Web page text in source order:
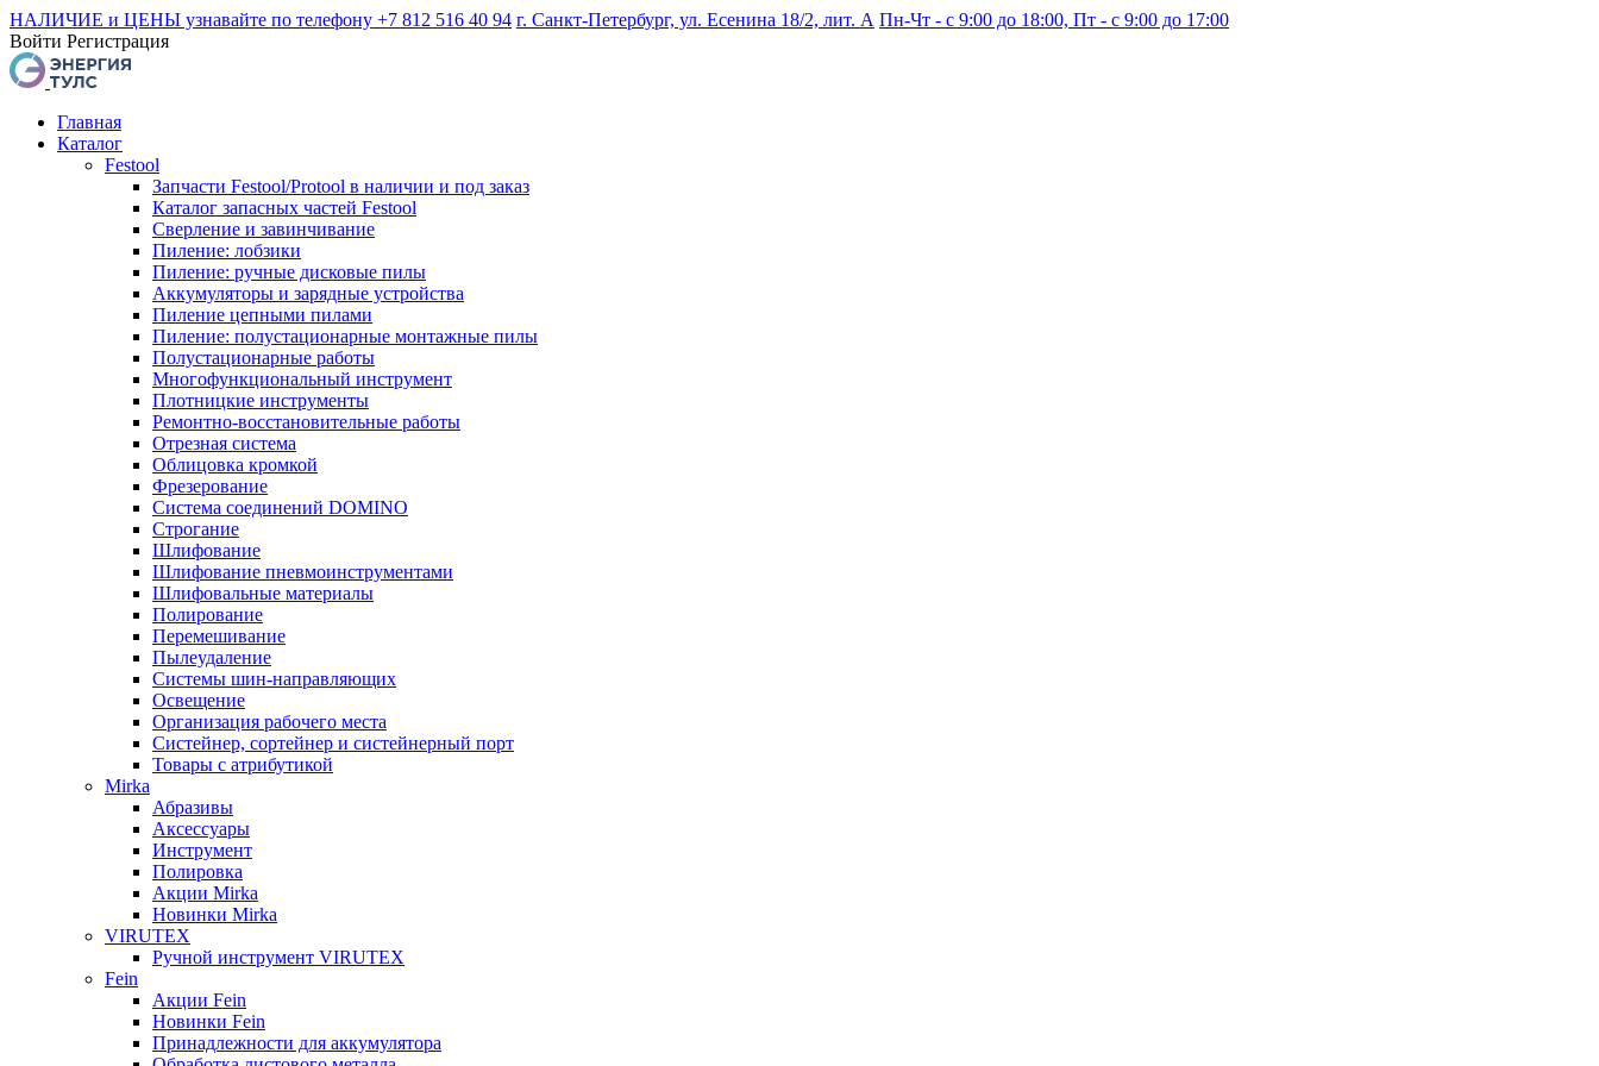
НАЛИЧИЕ и ЦЕНЫ узнавайте по телефону +7 812 516 40 94 г. Санкт-Петербург, ул. Есенина 18/2, лит. А Пн-Чт - с 9:00 до 18:00, Пт - с 9:00 до 17:00
Войти Регистрация
Главная
Каталог
Festool
Запчасти Festool/Protool в наличии и под заказ
Каталог запасных частей Festool
Сверление и завинчивание
Пиление: лобзики
Пиление: ручные дисковые пилы
Аккумуляторы и зарядные устройства
Пиление цепными пилами
Пиление: полустационарные монтажные пилы
Полустационарные работы
Многофункциональный инструмент
Плотницкие инструменты
Ремонтно-восстановительные работы
Отрезная система
Облицовка кромкой
Фрезерование
Система соединений DOMINO
Строгание
Шлифование
Шлифование пневмоинструментами
Шлифовальные материалы
Полирование
Перемешивание
Пылеудаление
Системы шин-направляющих
Освещение
Организация рабочего места
Систейнер, сортейнер и систейнерный порт
Товары с атрибутикой
Mirka
Абразивы
Аксессуары
Инструмент
Полировка
Акции Mirka
Новинки Mirka
VIRUTEX
Ручной инструмент VIRUTEX
Fein
Акции Fein
Новинки Fein
Принадлежности для аккумулятора